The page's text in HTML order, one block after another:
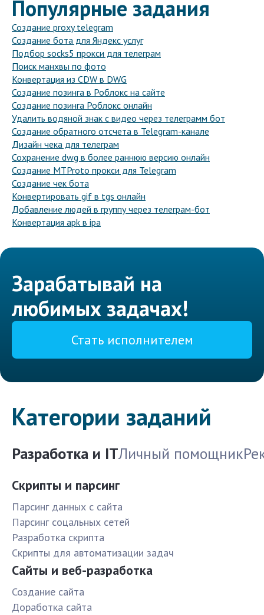
Популярные задания
Создание proxy telegram
Создание бота для Яндекс услуг
Подбор socks5 прокси для телеграм
Поиск манхвы по фото
Конвертация из CDW в DWG
Создание позинга в Роблокс на сайте
Создание позинга Роблокс онлайн
Удалить водяной знак с видео через телеграмм бот
Создание обратного отсчета в Telegram-канале
Дизайн чека для телеграм
Сохранение dwg в более раннюю версию онлайн
Создание MTProto прокси для Telegram
Создание чек бота
Конвертировать gif в tgs онлайн
Добавление людей в группу через телеграм-бот
Конвертация apk в ipa
Зарабатывай на
любимых задачах!
Стать исполнителем
Категории заданий
Разработка и ITЛичный помощник
Скрипты и парсинг
Парсинг данных с сайта
Парсинг соцальных сетей
Разработка скрипта
Скрипты для автоматизации задач
Сайты и веб-разработка
Создание сайта
Доработка сайта